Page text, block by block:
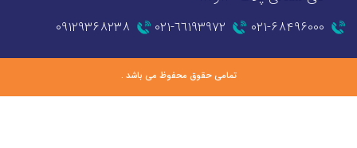
٦٦١٩٣٩٧٢-٠٢١ ۰۹۱۲۹۳۶۸۲۳۸
تمامی حقوق محفوظ می باشد .